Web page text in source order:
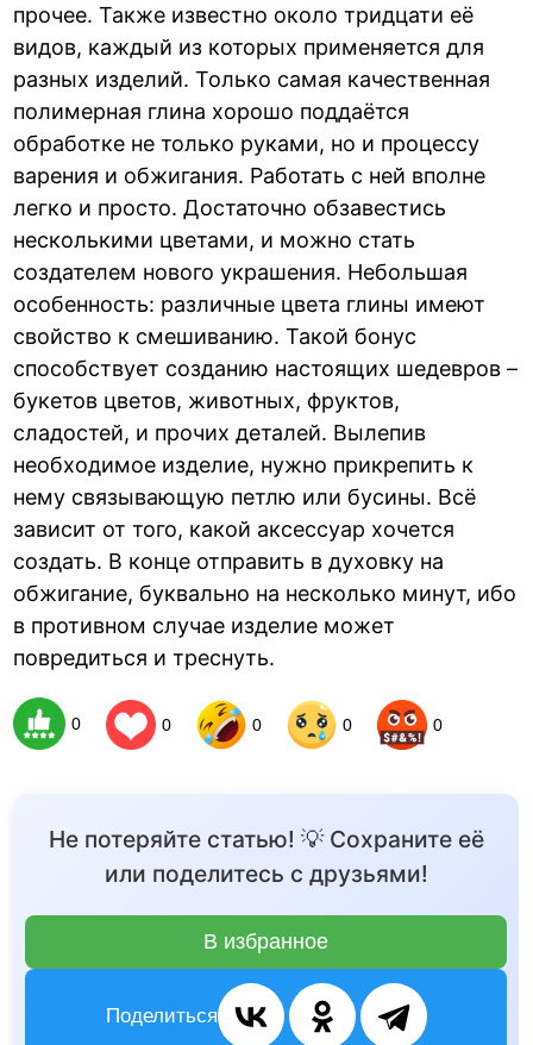
прочее. Также известно около тридцати её
видов, каждый из которых применяется для
разных изделий. Только самая качественная
полимерная глина хорошо поддаётся
обработке не только руками, но и процессу
варения и обжигания. Работать с ней вполне
легко и просто. Достаточно обзавестись
несколькими цветами, и можно стать
создателем нового украшения. Небольшая
особенность: различные цвета глины имеют
свойство к смешиванию. Такой бонус
способствует созданию настоящих шедевров –
букетов цветов, животных, фруктов,
сладостей, и прочих деталей. Вылепив
необходимое изделие, нужно прикрепить к
нему связывающую петлю или бусины. Всё
зависит от того, какой аксессуар хочется
создать. В конце отправить в духовку на
обжигание, буквально на несколько минут, ибо
в противном случае изделие может
повредиться и треснуть.
0 0 0 0 0
Не потеряйте статью! 💡 Сохраните её
или поделитесь с друзьями!
В избранное
Поделиться